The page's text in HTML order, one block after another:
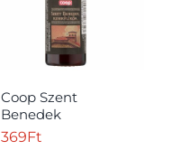
Coop Szent
Benedek
keserűlikőr 34,5%
369Ft